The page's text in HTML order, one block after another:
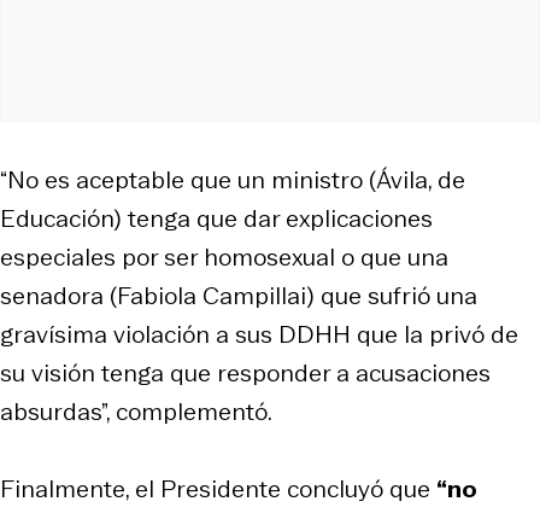
“No es aceptable que un ministro (Ávila, de
Educación) tenga que dar explicaciones
especiales por ser homosexual o que una
senadora (Fabiola Campillai) que sufrió una
gravísima violación a sus DDHH que la privó de
su visión tenga que responder a acusaciones
absurdas”, complementó.
Finalmente, el Presidente concluyó que “no